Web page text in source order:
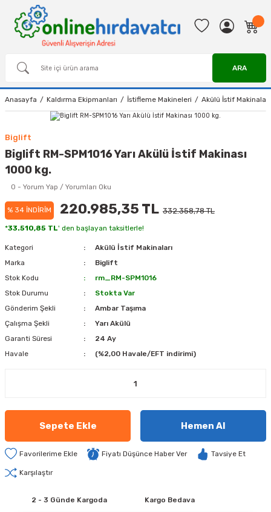
ARA
Anasayfa Kaldırma Ekipmanları İstifleme Makineleri Akülü İstif Makinaları
Biglift
Biglift RM-SPM1016 Yarı Akülü İstif Makinası
1000 kg.
0 - Yorum Yap / Yorumları Oku
% 34 İNDİRİM 220.985,35 TL 332.358,78 TL
*33.510,85 TL' den başlayan taksitlerle!
Kategori
Akülü İstif Makinaları
Marka
Biglift
Stok Kodu
rm_RM-SPM1016
Stok Durumu
Stokta Var
Gönderim Şekli
Ambar Taşıma
Çalışma Şekli
Yarı Akülü
Garanti Süresi
24 Ay
Havale
(%2,00 Havale/EFT indirimi)
Sepete Ekle Hemen Al
Fiyatı Düşünce Haber Ver Tavsiye Et
Karşılaştır
2 - 3 Günde Kargoda Kargo Bedava